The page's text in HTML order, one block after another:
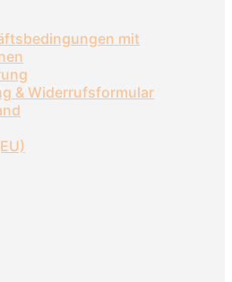
mit
& Widerrufsformular